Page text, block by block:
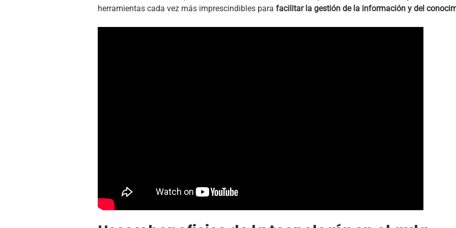
herramientas cada vez más imprescindibles para facilitar la gestión de la información y del